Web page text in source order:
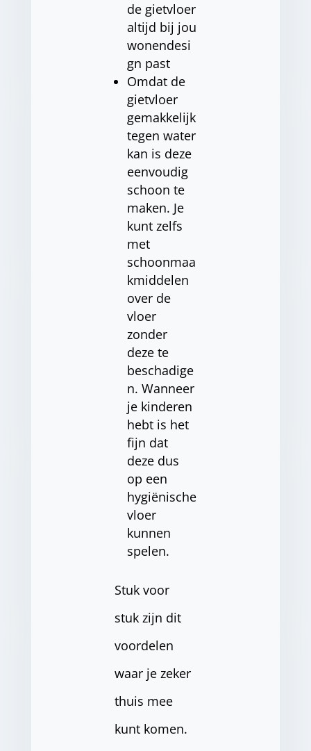
de gietvloer
altijd bij jou
wonendesi
gn past
Omdat de
gietvloer
gemakkelijk
tegen water
kan is deze
eenvoudig
schoon te
maken. Je
kunt zelfs
met
schoonmaa
kmiddelen
over de
vloer
zonder
deze te
beschadige
n. Wanneer
je kinderen
hebt is het
fijn dat
deze dus
op een
hygiënische
vloer
kunnen
spelen.
Stuk voor
stuk zijn dit
voordelen
waar je zeker
thuis mee
kunt komen.